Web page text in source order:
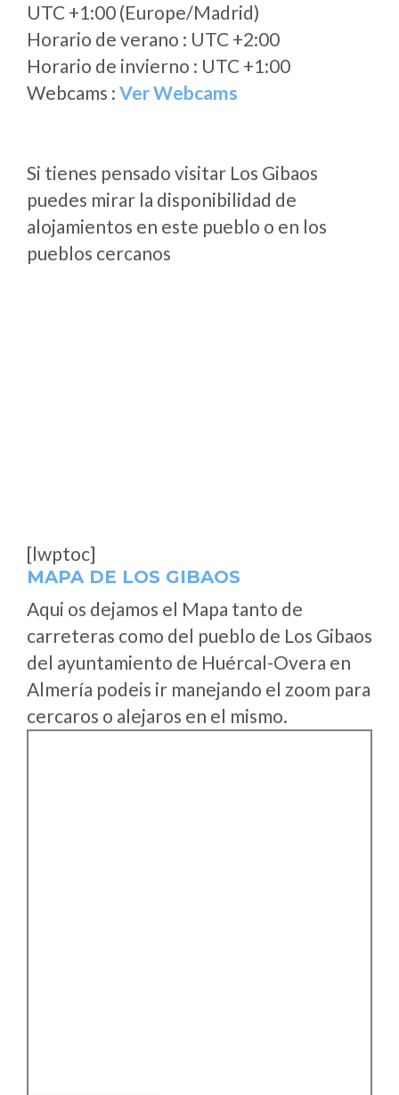
UTC +1:00 (Europe/Madrid)
Horario de verano : UTC +2:00
Horario de invierno : UTC +1:00
Webcams : Ver Webcams
Si tienes pensado visitar Los Gibaos
puedes mirar la disponibilidad de
alojamientos en este pueblo o en los
pueblos cercanos
[lwptoc]
MAPA DE LOS GIBAOS
Aqui os dejamos el Mapa tanto de
carreteras como del pueblo de Los Gibaos
del ayuntamiento de Huércal-Overa en
Almería podeis ir manejando el zoom para
cercaros o alejaros en el mismo.